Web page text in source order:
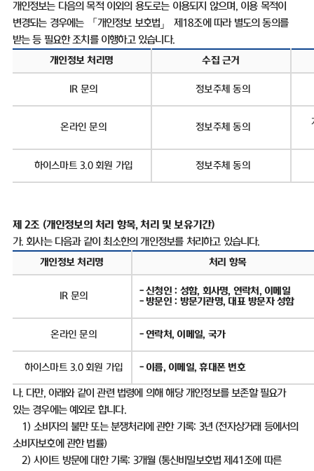
개인정보는 다음의 목적 이외의 용도로는 이용되지 않으며, 이용 목적이
변경되는 경우에는 「개인정보 보호법」 제 18조에 따라 별도의 동의를
받는 등 필요한 조치를 이행하고 있습니다.
개인정보 처리명 수집 근거
IR 문의 정보주체 동의
온라인 문의 정보주체 동의
하이스마트3.0회원 가입 정보주체 동의
제 2조 (개인정보의 처리 항목,처리 및 보유기간)
가.회사는 다음과 같이 최소한의 개인정보를 처리하고 있습니다.
개인정보 처리명 처리 항목
IR 문의 - 신청인 : 성함, 회사명, 연락처 , 이메일
- 방문인: 방문기관명, 대표 방문자 성함
온라인 문의 - 연락처, 이메일, 국가
하이스마트3.0회원 가입 - 이름, 이메일,휴대폰 번호
나. 다만, 아래와 같이 관련 법령에 의해 해당 개인정보를 보존할 필요가
있는 경우에는 예외로 합니다.
1) 소비자의 불만 또는 분쟁처리에 관한 기록: 3년 (전자상거래 등에서의
소비자보호에 관한 법률)
2) 사이트 방문에 대한 기록: 3개월 (통신비밀보호법 제 41 조에 따른